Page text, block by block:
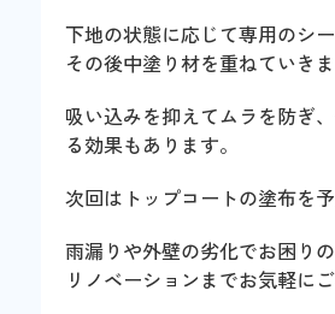
下地の状態に応じて専用のシー
その後中塗り材を重ねていきま
吸い込みを抑えてムラを防ぎ
る効果もあります。
次回はトップコートの塗布を予
雨漏りや外壁の劣化でお困り
リノベーションまでお気軽に